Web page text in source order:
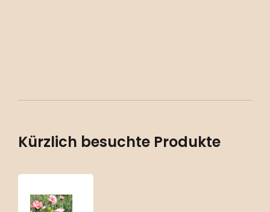
Kürzlich besuchte Produkte